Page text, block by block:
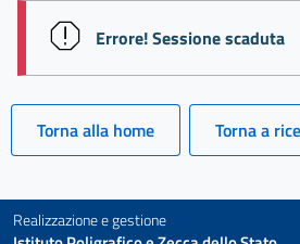
session id: 9G6N6DTu8w-
Errore! Sessione scaduta
Torna alla home Torna a
Realizzazione e gestione